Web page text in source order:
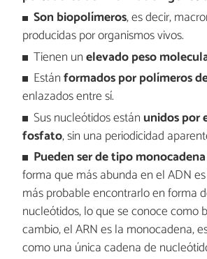
Son biopolímeros, es decir,
producidas por organismos vivos.
Tienen unelevado peso
Estánformados por polímeros
enlazados entre sí.
Sus nucleótidos están unidos por
fosfato, sin una periodicidad
Pueden ser de tipo
forma que más abunda en el ADN
más probable encontrarlo en forma
nucleótidos, lo que se conoce como
cambio, el ARN es la monocadena,
como una única cadena de